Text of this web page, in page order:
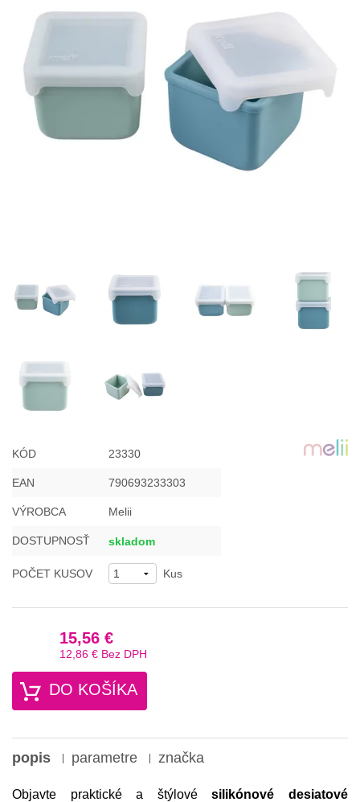
KÓD 23330
EAN 790693233303
VÝROBCA Melii
DOSTUPNOSŤ skladom
POČET KUSOV Kus
15,56 €
12,86 € Bez DPH
DO KOŠÍKA
popis parametre značka
Objavte praktické a štýlovésilikónové desiatové